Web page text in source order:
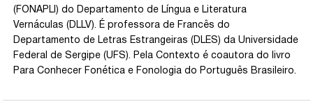
(FONAPLI) do Departamento de Língua e Literatura
Vernáculas (DLLV). É professora de Francês do
Departamento de Letras Estrangeiras (DLES) da Universidade
Federal de Sergipe (UFS). Pela Contexto é coautora do livro
Para Conhecer Fonética e Fonologia do Português Brasileiro.